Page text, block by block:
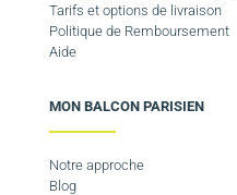
Tarifs et options de livraison
Politique de Remboursement
Aide
MON BALCON PARISIEN
Notre approche
Blog